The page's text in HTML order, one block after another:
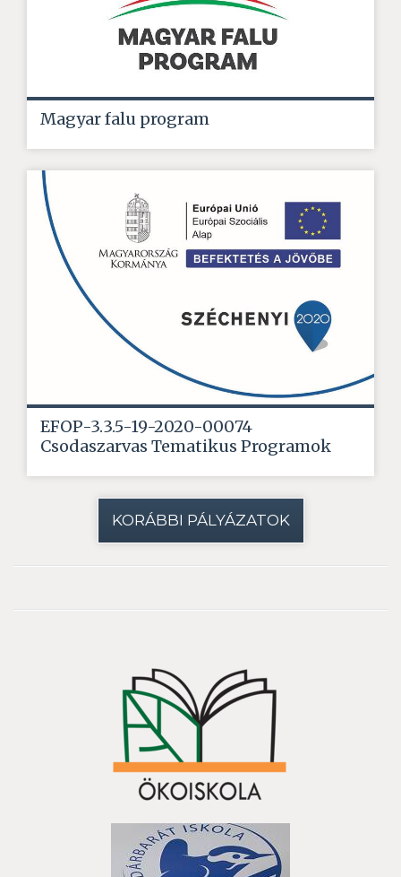
Magyar falu program
EFOP-3.3.5-19-2020-00074
Csodaszarvas Tematikus Programok
KORÁBBI PÁLYÁZATOK